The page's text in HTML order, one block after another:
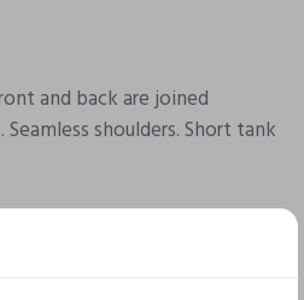
and back are joined
shoulders. Short tank